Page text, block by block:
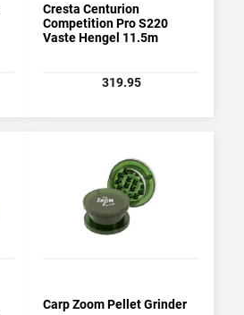
Cresta Centurion
Competition Pro S220
Vaste Hengel 11.5m
319.95
Carp Zoom Pellet Grinder